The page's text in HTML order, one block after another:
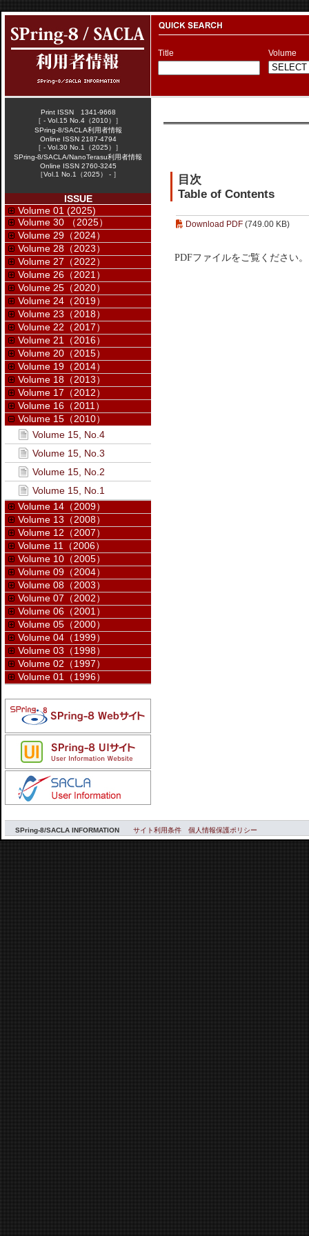
Title Volume
目次
Table of Contents
Download PDF (749.00 KB)
PDFファイルをご覧ください。
Print ISSN 1341-9668
［ - Vol.15 No.4（2010）］
SPring-8/SACLA利用者情報
Online ISSN 2187-4794
［ - Vol.30 No.1（2025）］
SPring-8/SACLA/NanoTerasu利用者情報
Online ISSN 2760-3245
［Vol.1 No.1（2025） - ］
ISSUE
Volume 01 (2025)
Volume 30 （2025）
Volume 29（2024）
Volume 28（2023）
Volume 27（2022）
Volume 26（2021）
Volume 25（2020）
Volume 24（2019）
Volume 23（2018）
Volume 22（2017）
Volume 21（2016）
Volume 20（2015）
Volume 19（2014）
Volume 18（2013）
Volume 17（2012）
Volume 16（2011）
Volume 15（2010）
Volume 15, No.4
Volume 15, No.3
Volume 15, No.2
Volume 15, No.1
Volume 14（2009）
Volume 13（2008）
Volume 12（2007）
Volume 11（2006）
Volume 10（2005）
Volume 09（2004）
Volume 08（2003）
Volume 07（2002）
Volume 06（2001）
Volume 05（2000）
Volume 04（1999）
Volume 03（1998）
Volume 02（1997）
Volume 01（1996）
SPring-8/SACLA INFORMATION サイト利用条件 個人情報保護ポリシー